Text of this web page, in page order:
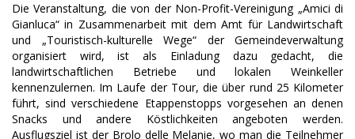
Die Veranstaltung, die von der Non-Profit-Vereinigung „Amici di
Gianluca“ in Zusammenarbeit mit dem Amt für Landwirtschaft
und „Touristisch-kulturelle Wege“ der Gemeindeverwaltung
organisiert wird, ist als Einladung dazu gedacht, die
landwirtschaftlichen Betriebe und lokalen Weinkeller
kennenzulernen. Im Laufe der Tour, die über rund 25 Kilometer
führt, sind verschiedene Etappenstopps vorgesehen an denen
Snacks und andere Köstlichkeiten angeboten werden.
Ausflugsziel ist der Brolo delle Melanie, wo man die Teilnehmer